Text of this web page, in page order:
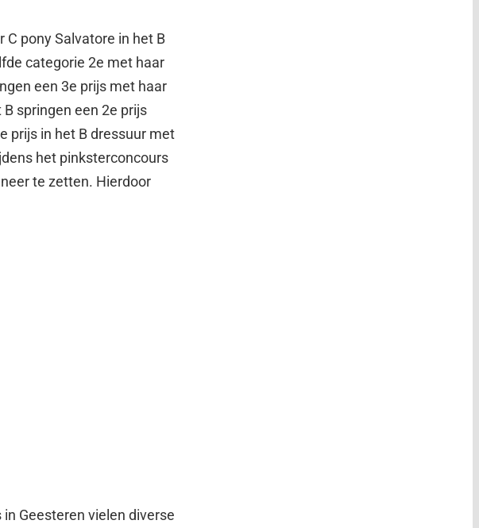
C pony Salvatore in het B
categorie 2e met haar
een 3e prijs met haar
springen een 2e prijs
prijs in het B dressuur met
het pinksterconcours
te zetten. Hierdoor
Geesteren vielen diverse